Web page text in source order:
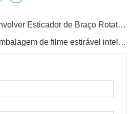
anterior : Máquina de Envolver Esticador de Braço Rotativo
próximo : Máquina de embalagem de filme estirável inteligente